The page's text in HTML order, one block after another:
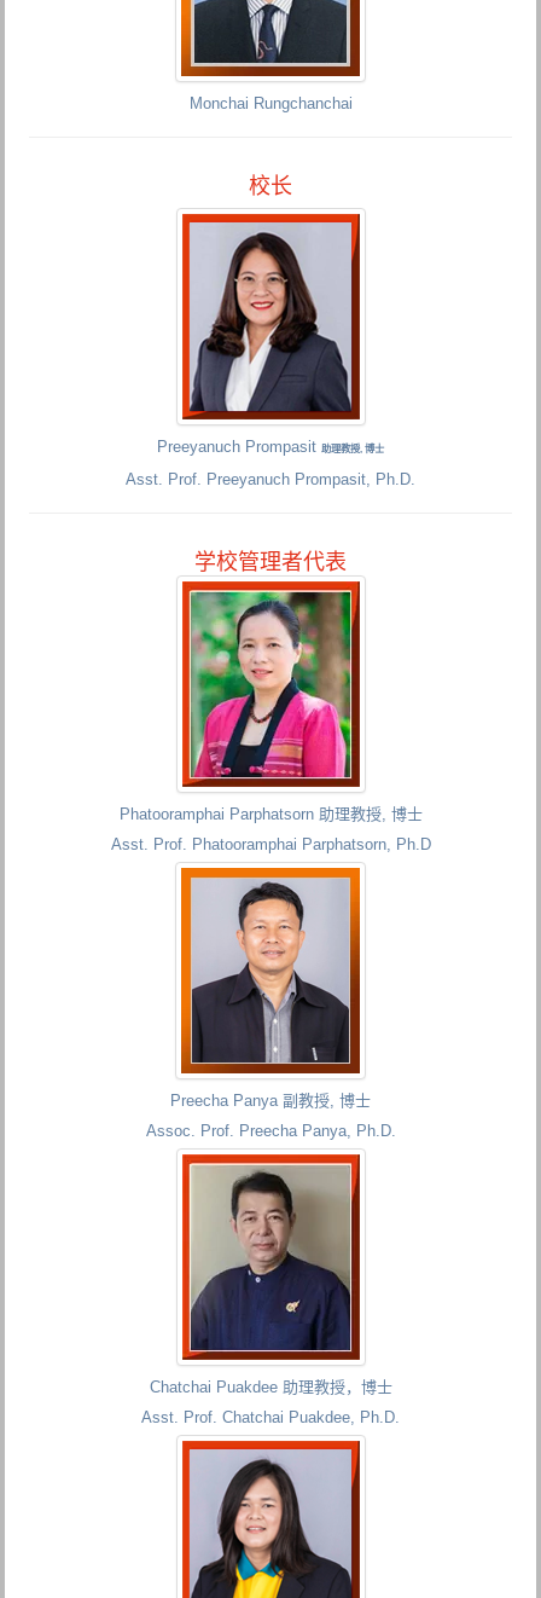
Monchai Rungchanchai
校长
Preeyanuch Prompasit 助理教授, 博士
Asst. Prof. Preeyanuch Prompasit, Ph.D.
学校管理者代表
Phatooramphai Parphatsorn 助理教授, 博士
Asst. Prof. Phatooramphai Parphatsorn, Ph.D
Preecha Panya 副教授, 博士
Assoc. Prof. Preecha Panya, Ph.D.
Chatchai Puakdee 助理教授，博士
Asst. Prof. Chatchai Puakdee, Ph.D.